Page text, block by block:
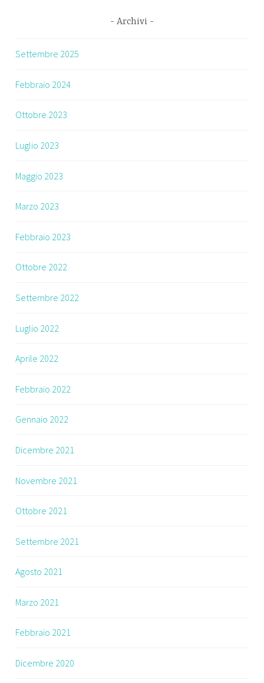
Archivi
Settembre 2025
Febbraio 2024
Ottobre 2023
Luglio 2023
Maggio 2023
Marzo 2023
Febbraio 2023
Ottobre 2022
Settembre 2022
Luglio 2022
Aprile 2022
Febbraio 2022
Gennaio 2022
Dicembre 2021
Novembre 2021
Ottobre 2021
Settembre 2021
Agosto 2021
Marzo 2021
Febbraio 2021
Dicembre 2020